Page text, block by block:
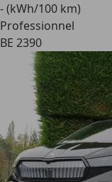
- (kWh/100 km)
Professionnel
BE 2390